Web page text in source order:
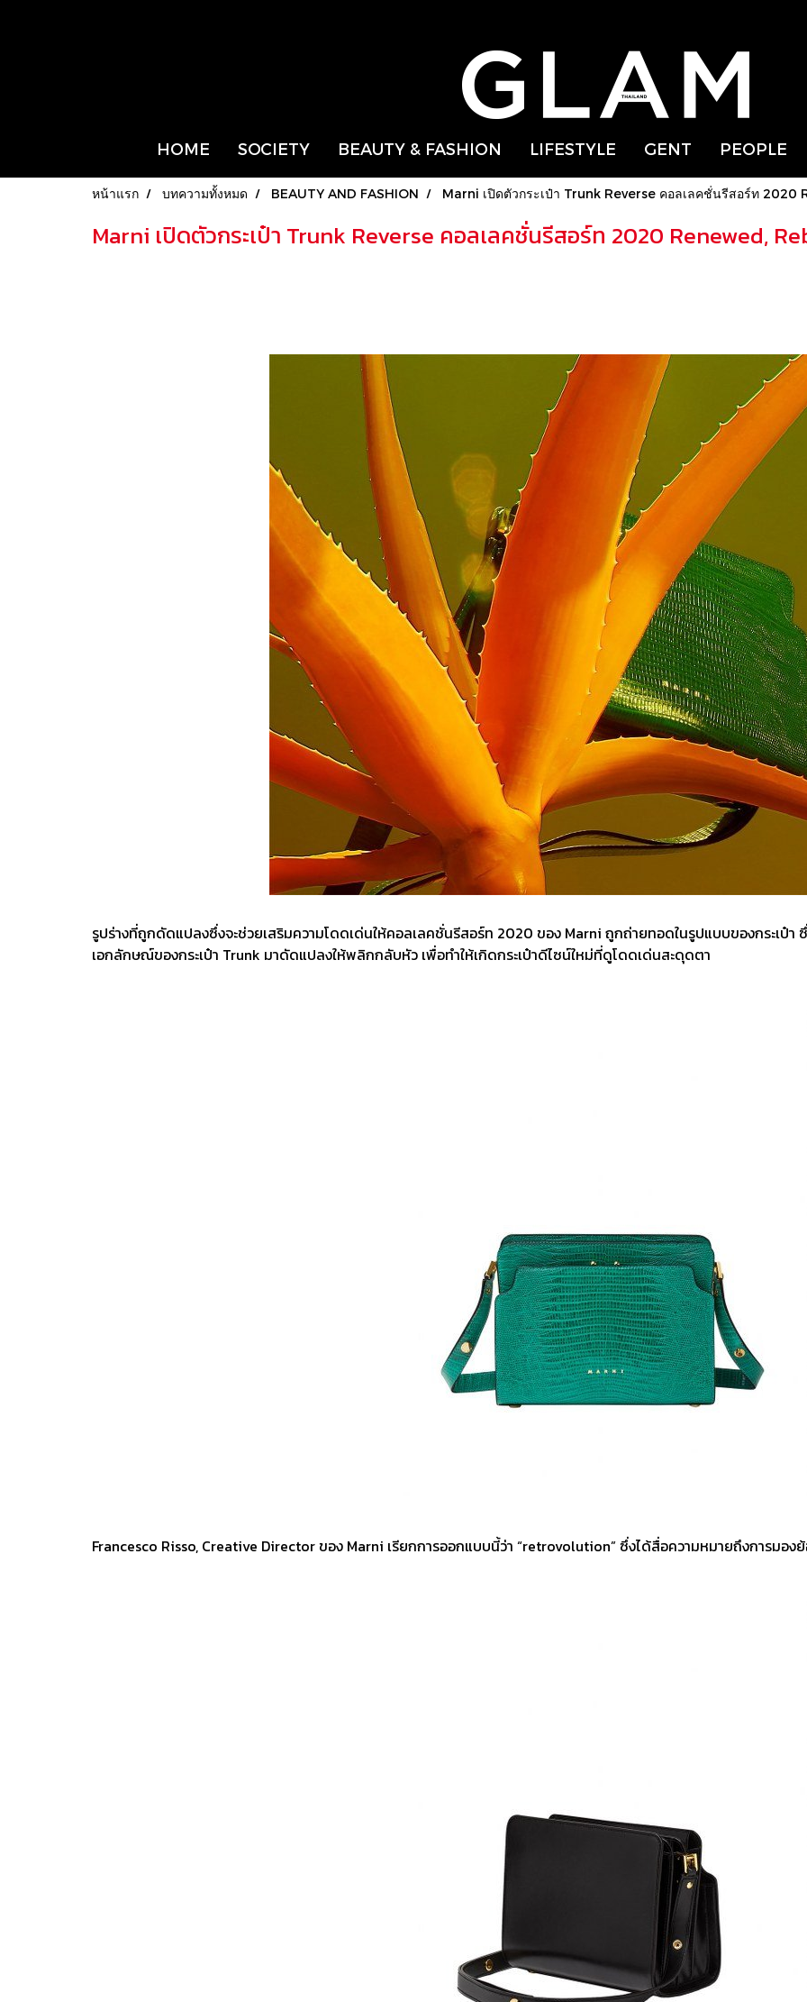
HOME SOCIETY BEAUTY & FASHION LIFESTYLE GENT PEOPLE
หน้าแรก บทความทั้งหมด BEAUTY AND FASHION Marni เปิดตัวกระเป๋า Trunk Reverse คอลเลคชั่นรีสอร์ท
Marni เปิดตัวกระเป๋า Trunk Reverse คอลเลคชั่นรีสอร์ท 2020 Renewed,
รูปร่างที่ถูกดัดแปลงซึ่งจะช่วยเสริมความโดดเด่นให้คอลเลคชั่นรีสอร์ท 2020 ของ Marni ถูกถ่ายทอดในรูปแบบของกระเป๋า
เอกลักษณ์ของกระเป๋า Trunk มาดัดแปลงให้พลิกกลับหัว เพื่อทำให้เกิดกระเป๋าดีไซน์ใหม่ที่ดูโดดเด่นสะดุดตา
Francesco Risso, Creative Director ของ Marni เรียกการออกแบบนี้ว่า “retrovolution” ซึ่งได้สื่อความหมายถึงการมอ